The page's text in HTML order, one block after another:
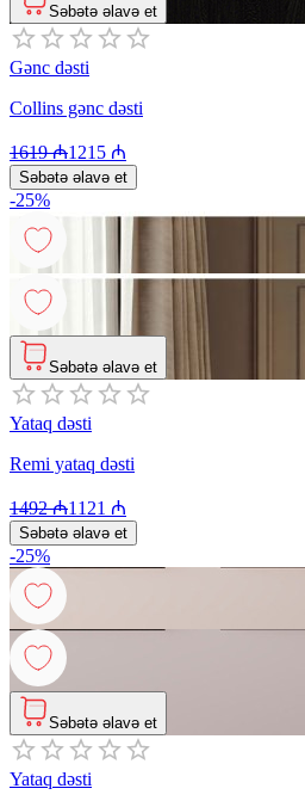
Səbətə əlavə et
Gənc dəsti
Collins gənc dəsti
1619₼1215 ₼
Səbətə əlavə et
-25%
Səbətə əlavə et
Yataq dəsti
Remi yataq dəsti
1492₼1121 ₼
Səbətə əlavə et
-25%
Səbətə əlavə et
Yataq dəsti